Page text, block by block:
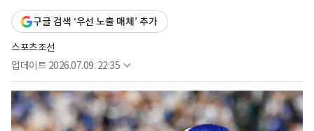
구글 검색 ‘우선 노출 매체’ 추가
스포츠조선
업데이트 2026.07.09. 22:35